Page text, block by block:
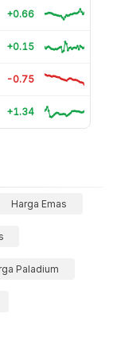
+0.66
+0.15
-0.75
+1.34
Harga Emas
Paladium